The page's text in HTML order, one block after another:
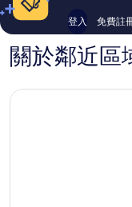
評
登入 免費註
關於鄰近區